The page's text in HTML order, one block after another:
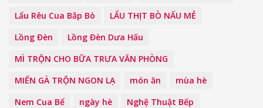
Lẩu Rêu Cua Bắp Bò
LẨU THỊT BÒ NẤU MẺ
Lồng Đèn
Lồng Đèn Dưa Hấu
MÌ TRỘN CHO BỮA TRƯA VĂN PHÒNG
MIẾN GÀ TRỘN NGON LẠ
món ăn
mùa hè
Nem Cua Bể
ngày hè
Nghệ Thuật Bếp